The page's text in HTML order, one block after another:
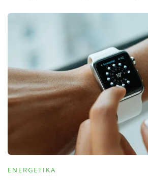
ENERGETIKA